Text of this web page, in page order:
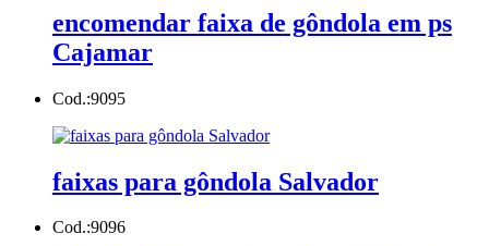
encomendar faixa de gôndola em ps
Cajamar
Cod.:9095
faixas para gôndola Salvador
Cod.:9096